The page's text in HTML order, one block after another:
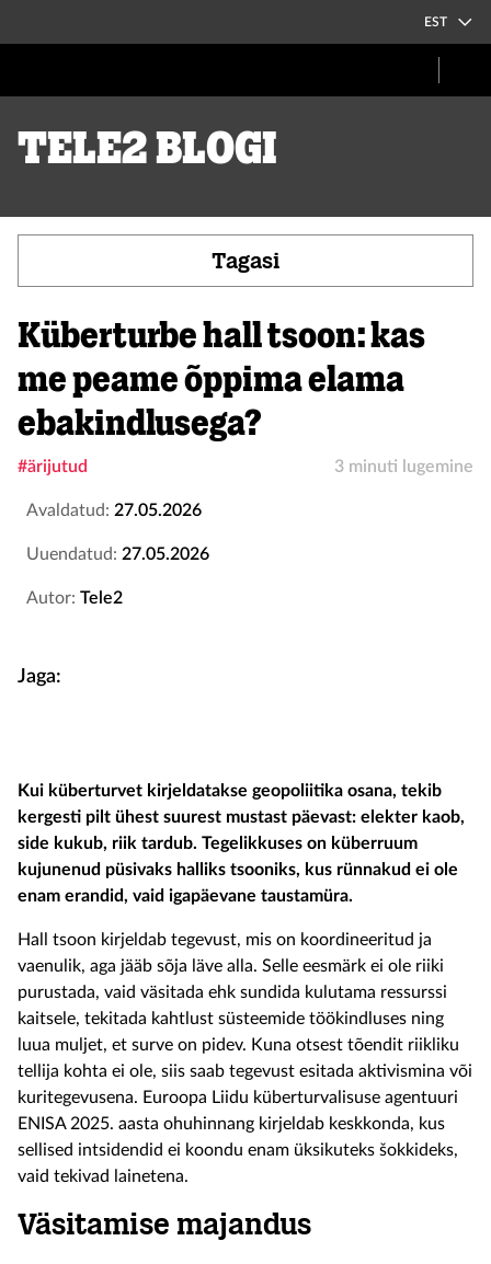
EST
Tele2 blogi
Tagasi
Küberturbe hall tsoon: kas
me peame õppima elama
ebakindlusega?
#ärijutud 3 minuti lugemine
Avaldatud: 27.05.2026
Uuendatud: 27.05.2026
Autor: Tele2
Jaga:
Kui küberturvet kirjeldatakse geopoliitika osana, tekib
kergesti pilt ühest suurest mustast päevast: elekter kaob,
side kukub, riik tardub. Tegelikkuses on küberruum
kujunenud püsivaks halliks tsooniks, kus rünnakud ei ole
enam erandid, vaid igapäevane taustamüra.
Hall tsoon kirjeldab tegevust, mis on koordineeritud ja
vaenulik, aga jääb sõja läve alla. Selle eesmärk ei ole riiki
purustada, vaid väsitada ehk sundida kulutama ressurssi
kaitsele, tekitada kahtlust süsteemide töökindluses ning
luua muljet, et surve on pidev. Kuna otsest tõendit riikliku
tellija kohta ei ole, siis saab tegevust esitada aktivismina või
kuritegevusena. Euroopa Liidu küberturvalisuse agentuuri
ENISA 2025. aasta ohuhinnang kirjeldab keskkonda, kus
sellised intsidendid ei koondu enam üksikuteks šokkideks,
vaid tekivad lainetena.
Väsitamise majandus